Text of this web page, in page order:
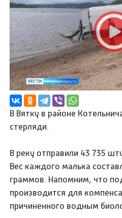
В Вятку в районе
стерляди.
В реку отправили 43 735
Вес каждого малька
граммов. Напомним, что
производится для
причиненного водным